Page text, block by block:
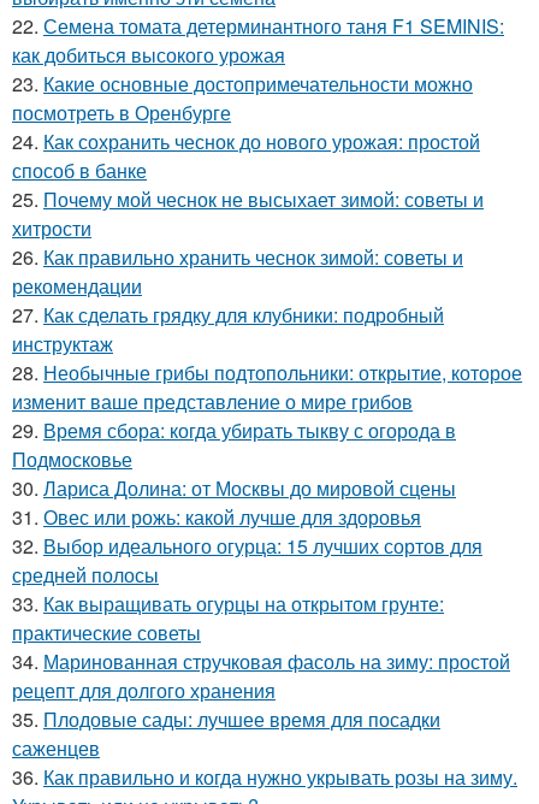
22. Семена томата детерминантного таня F1 SEMINIS:
как добиться высокого урожая
23. Какие основные достопримечательности можно
посмотреть в Оренбурге
24. Как сохранить чеснок до нового урожая: простой
способ в банке
25. Почему мой чеснок не высыхает зимой: советы и
хитрости
26. Как правильно хранить чеснок зимой: советы и
рекомендации
27. Как сделать грядку для клубники: подробный
инструктаж
28. Необычные грибы подтопольники: открытие, которое
изменит ваше представление о мире грибов
29. Время сбора: когда убирать тыкву с огорода в
Подмосковье
30. Лариса Долина: от Москвы до мировой сцены
31. Овес или рожь: какой лучше для здоровья
32. Выбор идеального огурца: 15 лучших сортов для
средней полосы
33. Как выращивать огурцы на открытом грунте:
практические советы
34. Маринованная стручковая фасоль на зиму: простой
рецепт для долгого хранения
35. Плодовые сады: лучшее время для посадки
саженцев
36. Как правильно и когда нужно укрывать розы на зиму.